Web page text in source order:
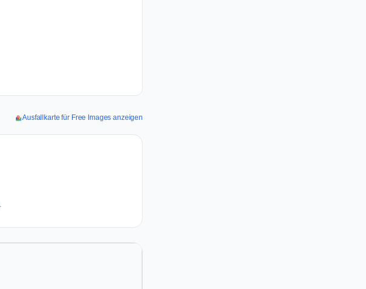
Ausfallkarte für Free Images anzeigen